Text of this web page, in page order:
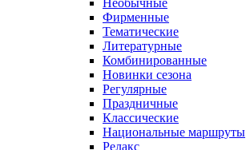
Необычные
Фирменные
Тематические
Литературные
Комбинированные
Новинки сезона
Регулярные
Праздничные
Классические
Национальные маршруты
Релакс